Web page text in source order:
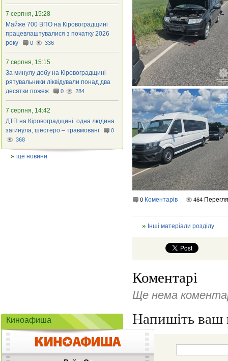
0 Коментарів 464
Інші матеріали розділу
Коментарі
Ще нема
Напишіть ваш
7 серпня, 15:28
Майже 700 ВПО на Кіровоградщині
працевлаштувалися з початку 2026
року
0 336
7 серпня, 15:15
За минулу добу на Кіровоградщині
рятувальники ліквідували понад два
десятки пожеж
0 284
7 серпня, 14:42
ДТП на Кіровоградщині: одна людина
загинула, шестеро – травмовані
0
368
ще новини
Киноафиша